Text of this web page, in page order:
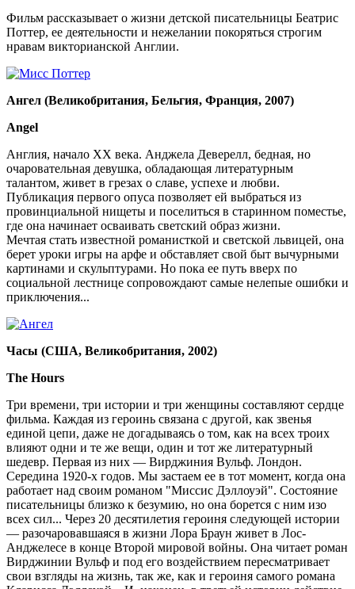
Фильм рассказывает о жизни детской писательницы Беатрис
Поттер, ее деятельности и нежелании покоряться строгим
нравам викторианской Англии.
Ангел (Великобритания, Бельгия, Франция, 2007)
Angel
Англия, начало XX века. Анджела Деверелл, бедная, но
очаровательная девушка, обладающая литературным
талантом, живет в грезах о славе, успехе и любви.
Публикация первого опуса позволяет ей выбраться из
провинциальной нищеты и поселиться в старинном поместье,
где она начинает осваивать светский образ жизни.
Мечтая стать известной романисткой и светской львицей, она
берет уроки игры на арфе и обставляет свой быт вычурными
картинами и скульптурами. Но пока ее путь вверх по
социальной лестнице сопровождают самые нелепые ошибки и
приключения...
Часы (США, Великобритания, 2002)
The Hours
Три времени, три истории и три женщины составляют сердце
фильма. Каждая из героинь связана с другой, как звенья
единой цепи, даже не догадываясь о том, как на всех троих
влияют одни и те же вещи, один и тот же литературный
шедевр. Первая из них — Вирджиния Вульф. Лондон.
Середина 1920-х годов. Мы застаем ее в тот момент, когда она
работает над своим романом "Миссис Дэллоуэй". Состояние
писательницы близко к безумию, но она борется с ним изо
всех сил... Через 20 десятилетия героиня следующей истории
— разочаровавшаяся в жизни Лора Браун живет в Лос-
Анджелесе в конце Второй мировой войны. Она читает роман
Вирджинии Вульф и под его воздействием пересматривает
свои взгляды на жизнь, так же, как и героиня самого романа